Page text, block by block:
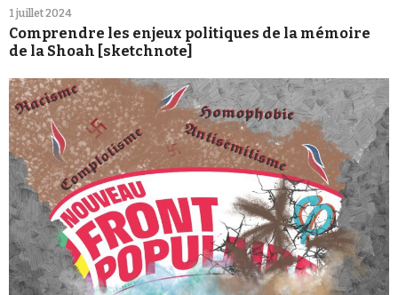
1 juillet 2024
Comprendre les enjeux politiques de la mémoire
de la Shoah [sketchnote]